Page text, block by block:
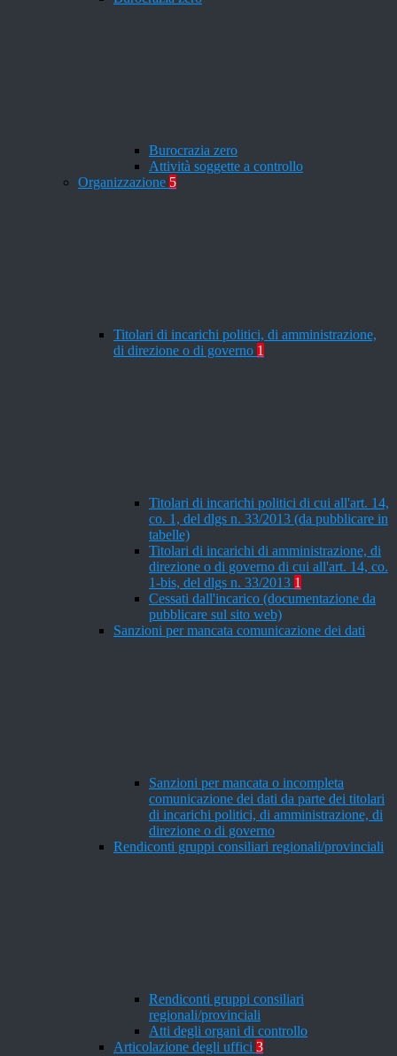
Burocrazia zero
Attività soggette a controllo
Organizzazione 5
Titolari di incarichi politici, di amministrazione,
di direzione o di governo 1
Titolari di incarichi politici di cui all'art. 14,
co. 1, del dlgs n. 33/2013 (da pubblicare in
tabelle)
Titolari di incarichi di amministrazione, di
direzione o di governo di cui all'art. 14, co.
1-bis, del dlgs n. 33/2013 1
Cessati dall'incarico (documentazione da
pubblicare sul sito web)
Sanzioni per mancata comunicazione dei dati
Sanzioni per mancata o incompleta
comunicazione dei dati da parte dei titolari
di incarichi politici, di amministrazione, di
direzione o di governo
Rendiconti gruppi consiliari regionali/provinciali
Rendiconti gruppi consiliari
regionali/provinciali
Atti degli organi di controllo
Articolazione degli uffici 3